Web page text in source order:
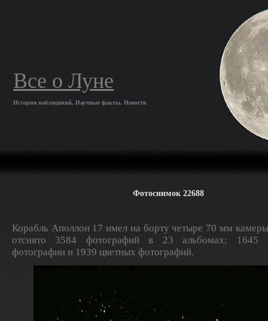
Все о Луне
История наблюдений, Научные факты, Новости
Фотоснимок 22688
Корабль Аполлон 17 имел на борту четыре 70 мм
отснято 3584 фотографий в 23 альбомах; 1645
фотографии и 1939 цветных фотографий.